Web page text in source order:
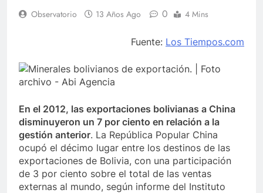
Observatorio 13 Años Ago 0 4 Mins
Fuente: Los Tiempos.com
En el 2012, las exportaciones bolivianas a China
disminuyeron un 7 por ciento en relación a la
gestión anterior. La República Popular China
ocupó el décimo lugar entre los destinos de las
exportaciones de Bolivia, con una participación
de 3 por ciento sobre el total de las ventas
externas al mundo, según informe del Instituto